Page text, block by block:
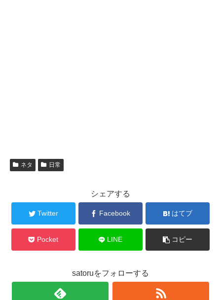
ネタ 日常
シェアする
Twitter Facebook はてブ
Pocket LINE コピー
satoruをフォローする